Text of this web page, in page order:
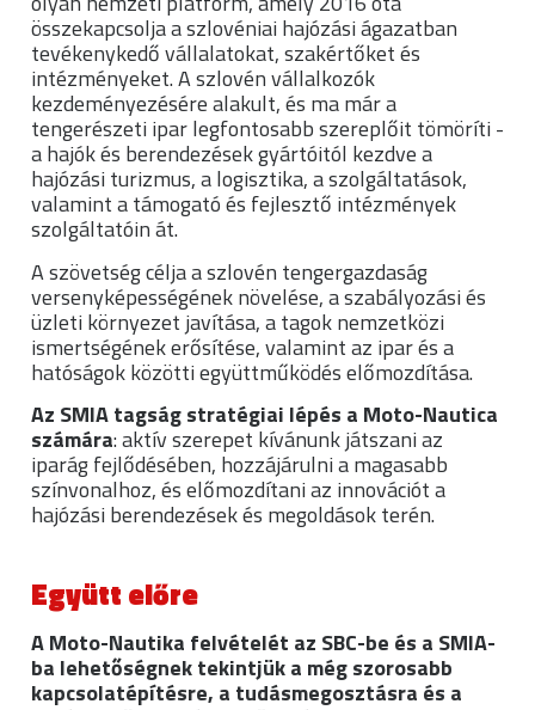
összekapcsolja a szlovéniai hajózási ágazatban
tevékenykedő vállalatokat, szakértőket és
intézményeket. A szlovén vállalkozók
kezdeményezésére alakult, és ma már a
tengerészeti ipar legfontosabb szereplőit tömöríti -
a hajók és berendezések gyártóitól kezdve a
hajózási turizmus, a logisztika, a szolgáltatások,
valamint a támogató és fejlesztő intézmények
szolgáltatóin át.
A szövetség célja a szlovén tengergazdaság
versenyképességének növelése, a szabályozási és
üzleti környezet javítása, a tagok nemzetközi
ismertségének erősítése, valamint az ipar és a
hatóságok közötti együttműködés előmozdítása.
Az SMIA tagság stratégiai lépés a Moto-Nautica
számára: aktív szerepet kívánunk játszani az
iparág fejlődésében, hozzájárulni a magasabb
színvonalhoz, és előmozdítani az innovációt a
hajózási berendezések és megoldások terén.
Együtt előre
A Moto-Nautika felvételét az SBC-be és a SMIA-
ba lehetőségnek tekintjük a még szorosabb
kapcsolatépítésre, a tudásmegosztásra és a